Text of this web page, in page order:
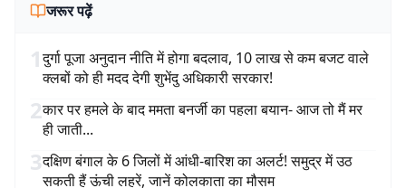
जरूर पढ़ें
1दुर्गा पूजा अनुदान नीति में होगा बदलाव, 10 लाख से कम बजट वाले
क्लबों को ही मदद देगी शुभेंदु अधिकारी सरकार!
2कार पर हमले के बाद ममता बनर्जी का पहला बयान- आज तो मैं मर
ही जाती...
3दक्षिण बंगाल के 6 जिलों में आंधी-बारिश का अलर्ट! समुद्र में उठ
सकती हैं ऊंची लहरें, जानें कोलकाता का मौसम